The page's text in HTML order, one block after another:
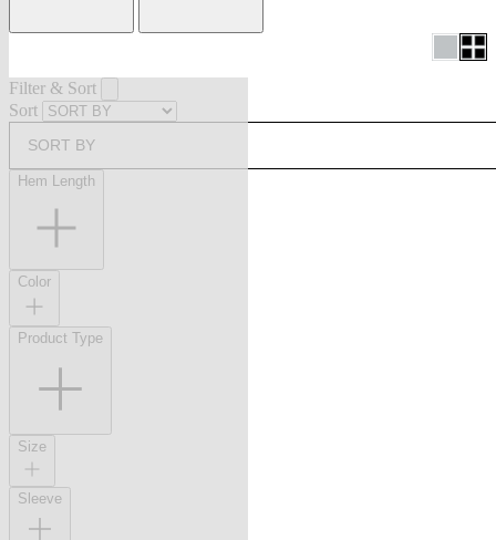
Filter & Sort
Sort
SORT BY
Hem Length
Color
Product Type
Size
Sleeve